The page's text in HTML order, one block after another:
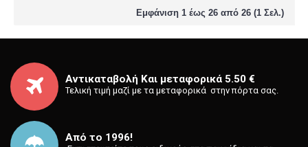
Εμφάνιση 1 έως 26 από 26 (1 Σελ.)
Αντικαταβολή Και μεταφορικά 5.50 €
Τελική τιμή μαζί με τα μεταφορικά στην πόρτα σας.
Από το 1996!